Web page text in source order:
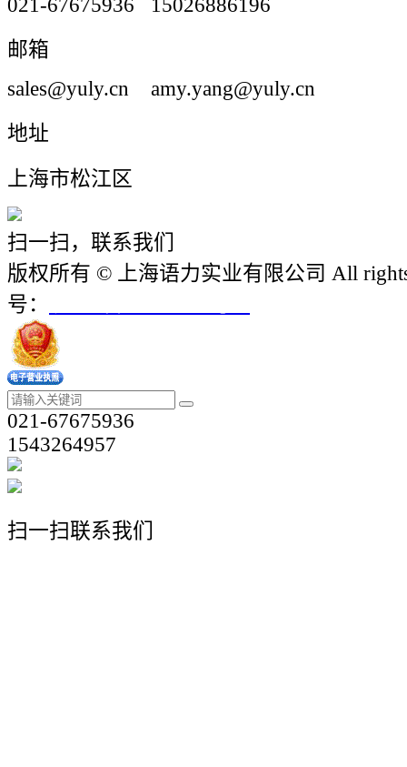
021-67675936 15026886196
邮箱
sales@yuly.cn amy.yang@yuly.cn
地址
上海市松江区
扫一扫，联系我们
版权所有 © 上海语力实业有限公司 All
号：
021-67675936
1543264957
扫一扫联系我们